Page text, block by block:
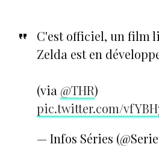
C'est officiel, un film
Zelda est en
(via @THR)
pic.twitter.com/
— Infos Séries